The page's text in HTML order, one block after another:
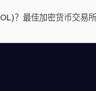
？最佳加密货币交易所